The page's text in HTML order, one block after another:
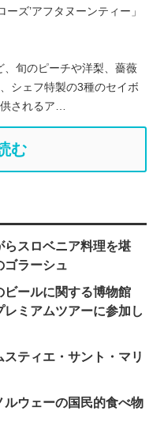
ズ’アフタヌーンティー」
、旬のピーチや洋梨、薔薇
シェフ特製の3種のセイボ
されるア…
む
らスロベニア料理を堪
ゴラーシュ
ールに関する博物館
レミアムツアーに参加し
スティエ・サント・マリ
ルウェーの国民的食べ物